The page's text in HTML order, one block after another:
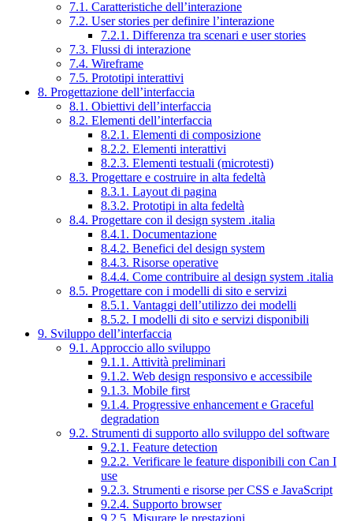
7.1. Caratteristiche dell’interazione
7.2. User stories per definire l’interazione
7.2.1. Differenza tra scenari e user stories
7.3. Flussi di interazione
7.4. Wireframe
7.5. Prototipi interattivi
8. Progettazione dell’interfaccia
8.1. Obiettivi dell’interfaccia
8.2. Elementi dell’interfaccia
8.2.1. Elementi di composizione
8.2.2. Elementi interattivi
8.2.3. Elementi testuali (microtesti)
8.3. Progettare e costruire in alta fedeltà
8.3.1. Layout di pagina
8.3.2. Prototipi in alta fedeltà
8.4. Progettare con il design system .italia
8.4.1. Documentazione
8.4.2. Benefici del design system
8.4.3. Risorse operative
8.4.4. Come contribuire al design system .italia
8.5. Progettare con i modelli di sito e servizi
8.5.1. Vantaggi dell’utilizzo dei modelli
8.5.2. I modelli di sito e servizi disponibili
9. Sviluppo dell’interfaccia
9.1. Approccio allo sviluppo
9.1.1. Attività preliminari
9.1.2. Web design responsivo e accessibile
9.1.3. Mobile first
9.1.4. Progressive enhancement e Graceful
degradation
9.2. Strumenti di supporto allo sviluppo del software
9.2.1. Feature detection
9.2.2. Verificare le feature disponibili con Can I
use
9.2.3. Strumenti e risorse per CSS e JavaScript
9.2.4. Supporto browser
9.2.5. Misurare le prestazioni